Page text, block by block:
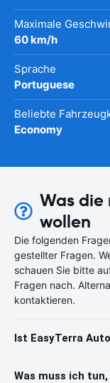
Maximale
60 km/h
Sprache
Portuguese
Beliebte
Economy
Was die
wollen
Die folgenden
gestellter Fragen.
schauen Sie bitte
Fragen nach.
kontaktieren.
Ist EasyTerra
Was muss ich